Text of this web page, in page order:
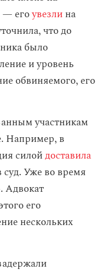
— егоувезлина
что до
было
и уровень
обвиняемого, его
участникам
Например, в
силойдоставила
Уже во время
Адвокат
его
нескольких